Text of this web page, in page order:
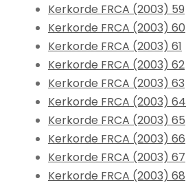
Kerkorde FRCA (2003) 59
Kerkorde FRCA (2003) 60
Kerkorde FRCA (2003) 61
Kerkorde FRCA (2003) 62
Kerkorde FRCA (2003) 63
Kerkorde FRCA (2003) 64
Kerkorde FRCA (2003) 65
Kerkorde FRCA (2003) 66
Kerkorde FRCA (2003) 67
Kerkorde FRCA (2003) 68